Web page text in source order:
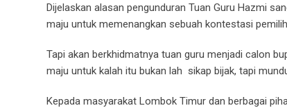
Dijelaskan alasan pengunduran Tuan Guru Hazmi
maju untuk memenangkan sebuah kontestasi
Tapi akan berkhidmatnya tuan guru menjadi calon
maju untuk kalah itu bukan lah sikap bijak, tapi
Kepada masyarakat Lombok Timur dan berbagai